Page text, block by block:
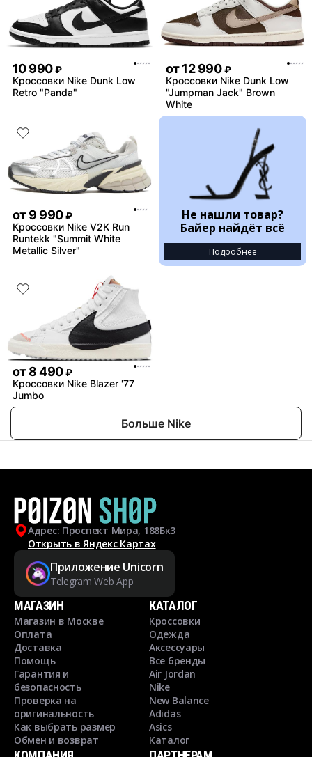
10 990 ₽
Кроссовки Nike Dunk Low
Retro "Panda"
от12 990 ₽
Кроссовки Nike Dunk Low
"Jumpman Jack" Brown
White
от9 990 ₽
Кроссовки Nike V2K Run
Runtekk "Summit White
Metallic Silver"
Не нашли товар?
Байер найдёт всё
Подробнее
от8 490 ₽
Кроссовки Nike Blazer '77
Jumbo
Больше Nike
Адрес: Проспект Мира, 188Бк3
Открыть в Яндекс Картах
Приложение Unicorn
Telegram Web App
МАГАЗИН
Магазин в Москве
Оплата
Доставка
Помощь
Гарантия и
безопасность
Проверка на
оригинальность
Как выбрать размер
Обмен и возврат
КАТАЛОГ
Кроссовки
Одежда
Аксессуары
Все бренды
Air Jordan
Nike
New Balance
Adidas
Asics
Каталог